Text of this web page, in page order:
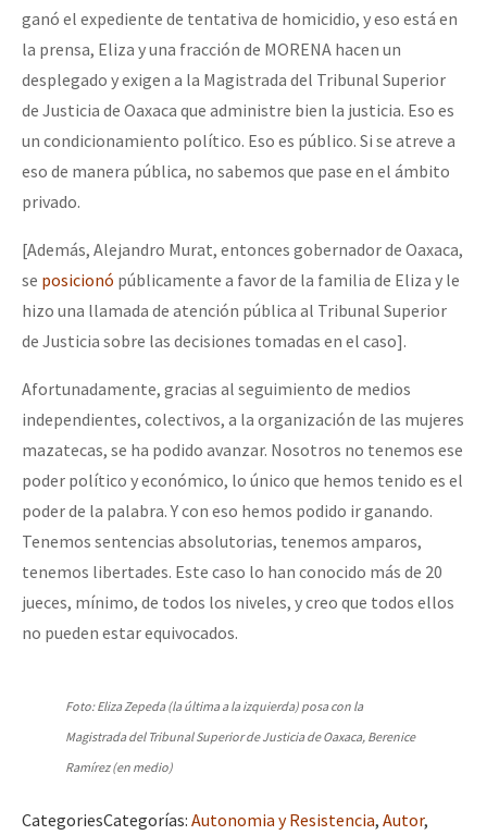
ganó el expediente de tentativa de homicidio, y eso está en
la prensa, Eliza y una fracción de MORENA hacen un
desplegado y exigen a la Magistrada del Tribunal Superior
de Justicia de Oaxaca que administre bien la justicia. Eso es
un condicionamiento político. Eso es público. Si se atreve a
eso de manera pública, no sabemos que pase en el ámbito
privado.
[Además, Alejandro Murat, entonces gobernador de Oaxaca,
se posicionó públicamente a favor de la familia de Eliza y le
hizo una llamada de atención pública al Tribunal Superior
de Justicia sobre las decisiones tomadas en el caso].
Afortunadamente, gracias al seguimiento de medios
independientes, colectivos, a la organización de las mujeres
mazatecas, se ha podido avanzar. Nosotros no tenemos ese
poder político y económico, lo único que hemos tenido es el
poder de la palabra. Y con eso hemos podido ir ganando.
Tenemos sentencias absolutorias, tenemos amparos,
tenemos libertades. Este caso lo han conocido más de 20
jueces, mínimo, de todos los niveles, y creo que todos ellos
no pueden estar equivocados.
Foto: Eliza Zepeda (la última a la izquierda) posa con la
Magistrada del Tribunal Superior de Justicia de Oaxaca, Berenice
Ramírez (en medio)
CategoriesCategorías: Autonomia y Resistencia, Autor,